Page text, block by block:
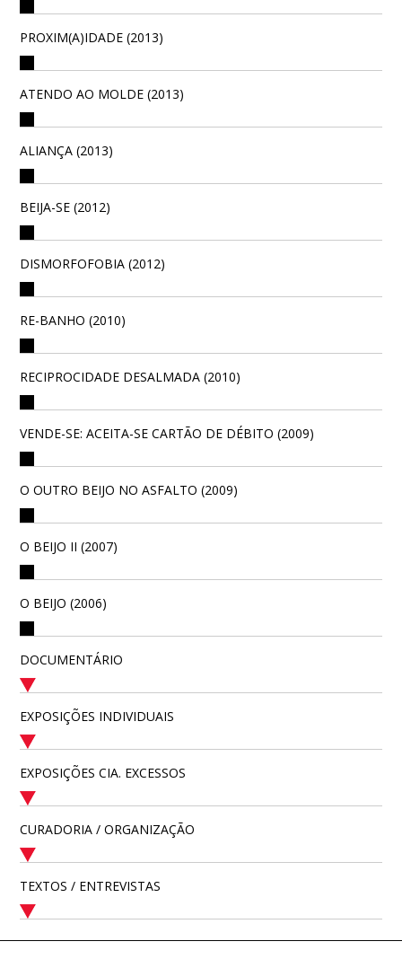
PROXIM(A)IDADE (2013)
ATENDO AO MOLDE (2013)
ALIANÇA (2013)
BEIJA-SE (2012)
DISMORFOFOBIA (2012)
RE-BANHO (2010)
RECIPROCIDADE DESALMADA (2010)
VENDE-SE: ACEITA-SE CARTÃO DE DÉBITO (2009)
O OUTRO BEIJO NO ASFALTO (2009)
O BEIJO II (2007)
O BEIJO (2006)
DOCUMENTÁRIO
EXPOSIÇÕES INDIVIDUAIS
EXPOSIÇÕES CIA. EXCESSOS
CURADORIA / ORGANIZAÇÃO
TEXTOS / ENTREVISTAS